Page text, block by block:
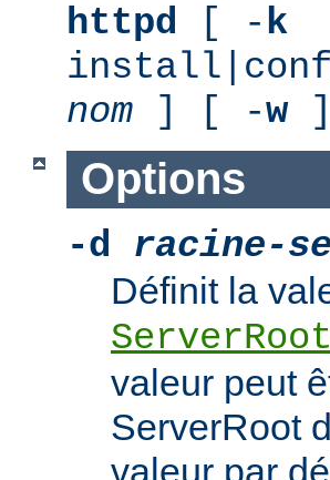
httpd [ -k
nom ] [ -w]
Options
-d racine-
Définit la
ServerRoot
valeur peut
ServerRoot
valeur par